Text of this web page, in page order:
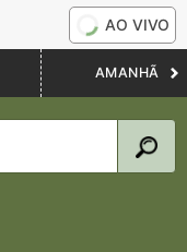
AO VIVO
AMANHÃ